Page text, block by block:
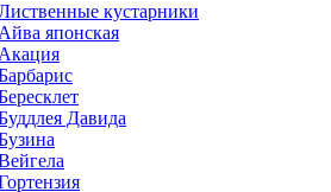
кустарники
Айва японская
Акация
Давида